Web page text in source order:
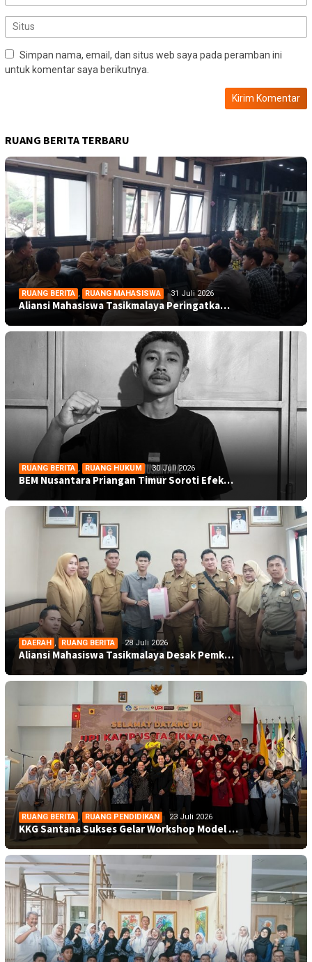
Simpan nama, email, dan situs web saya pada peramban ini
untuk komentar saya berikutnya.
RUANG BERITA TERBARU
RUANG BERITA , RUANG MAHASISWA 31 Juli 2026
Aliansi Mahasiswa Tasikmalaya Peringatka…
RUANG BERITA , RUANG HUKUM 30 Juli 2026
BEM Nusantara Priangan Timur Soroti Efek…
DAERAH , RUANG BERITA 28 Juli 2026
Aliansi Mahasiswa Tasikmalaya Desak Pemk…
RUANG BERITA , RUANG PENDIDIKAN 23 Juli 2026
KKG Santana Sukses Gelar Workshop Model …